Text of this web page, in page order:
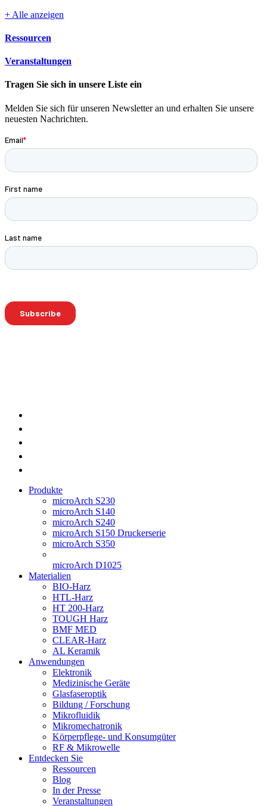
+ Alle anzeigen
Ressourcen
Veranstaltungen
Tragen Sie sich in unsere Liste ein
Melden Sie sich für unseren Newsletter an und erhalten Sie unsere
neuesten Nachrichten.
Produkte
microArch S230
microArch S140
microArch S240
microArch S150 Druckerserie
microArch S350
microArch D1025
Materialien
BIO-Harz
HTL-Harz
HT 200-Harz
TOUGH Harz
BMF MED
CLEAR-Harz
AL Keramik
Anwendungen
Elektronik
Medizinische Geräte
Glasfaseroptik
Bildung / Forschung
Mikrofluidik
Mikromechatronik
Körperpflege- und Konsumgüter
RF & Mikrowelle
Entdecken Sie
Ressourcen
Blog
In der Presse
Veranstaltungen